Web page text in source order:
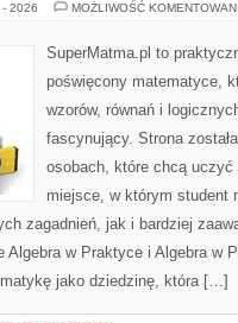
- 2026 MOŻLIWOŚĆ
SuperMatma.pl to
poświęcony matematyce,
wzorów, równań i
fascynujący. Strona
osobach, które chcą
miejsce, w którym student
zagadnień, jak i bardziej
w Praktyce i Algebra w
jako dziedzinę, która […]